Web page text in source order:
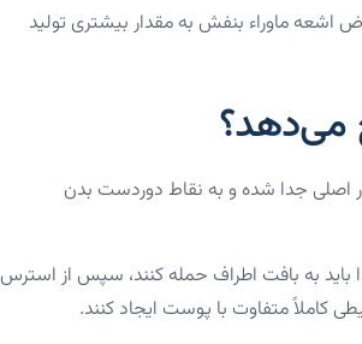
اشعه ماوراء بنفش به مقدار بیشتری تولید
می‌دهد؟
اصلی جدا شده و به نقاط دوردست بدن
باید به بافت اطراف حمله کنند، سپس از استرس
کاملاً متفاوت با پوست ایجاد کنند.